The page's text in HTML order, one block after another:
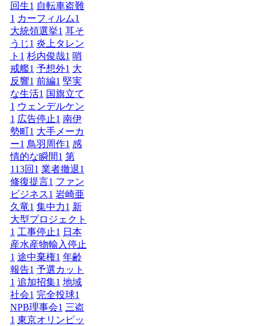
回生1 自転車盗難
1 カーフィルム1
大統領選挙1 耳そ
うじ1 炎上タレン
ト 1 杉内俊哉1 哨
戒艦1 予想外1 大
反響1 前編1 堅実
な生活1 国旗立て
1 ウェンデルケン
1 広告停止1 南伊
勢町1 大手メーカ
ー1 鳥羽周作1 感
情的な瞬間1 第
113回 1 業者撤退1
修復提言1 ファン
ビジネス1 岩崎亜
久竜1 集中力1 新
大型プロジェクト
1 工事停止1 日本
産水産物輸入停止
1 途中棄権1 年齢
報告1 予選カット
1 追加招集1 地域
社会1 完全投球1
NPB理事会1 三盗
1 東京オリンピッ